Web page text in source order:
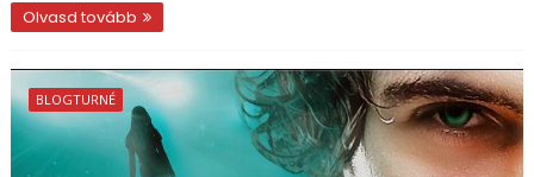
Olvasd tovább
BLOGTURNÉ